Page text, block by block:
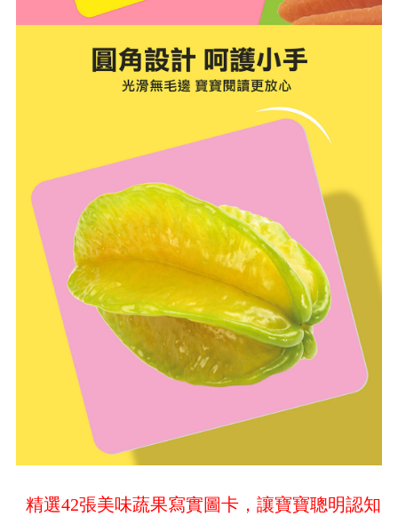
精選42張美味蔬果寫實圖卡，讓寶寶聰明認知